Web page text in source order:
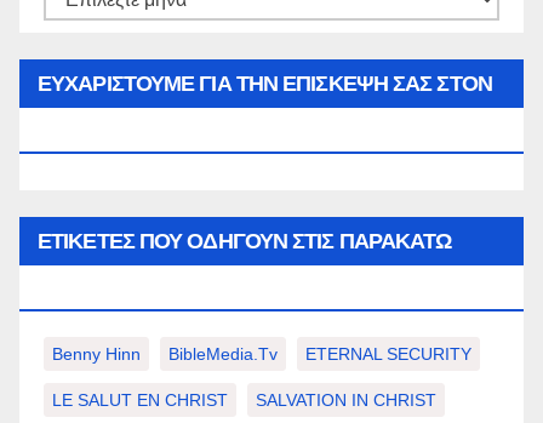
ΕΥΧΑΡΙΣΤΟΥΜΕ ΓΙΑ ΤΗΝ ΕΠΙΣΚΕΨΗ ΣΑΣ ΣΤΟΝ
ΕΤΙΚΈΤΕΣ ΠΟΥ ΟΔΗΓΟΎΝ ΣΤΙΣ ΠΑΡΑΚΆΤΩ
Benny Hinn BibleMedia.tv ETERNAL SECURITY
LE SALUT EN CHRIST SALVATION IN CHRIST